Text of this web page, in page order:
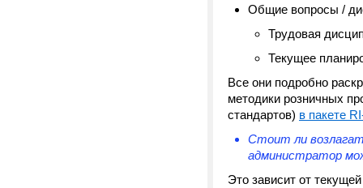
Общие вопросы /
Трудовая
Текущее
Все они подробно
методики розничных
стандартов) в пакете
Стоит ли
администратор
Это зависит от